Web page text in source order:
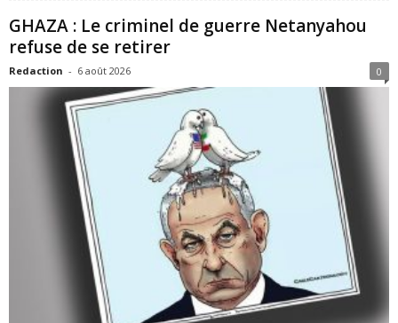
GHAZA : Le criminel de guerre Netanyahou
refuse de se retirer
Redaction - 6 août 2026 0